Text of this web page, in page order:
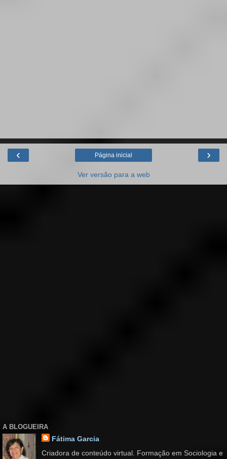
‹ ›
Página inicial
Ver versão para a web
A BLOGUEIRA
Fátima Garcia
Criadora de conteúdo virtual. Formação em Sociologia e